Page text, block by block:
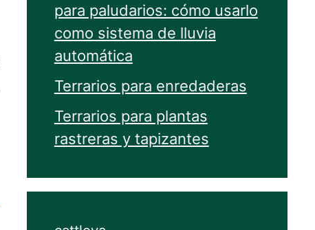
para paludarios: cómo usarlo
como sistema de lluvia
automática
Terrarios para enredaderas
Terrarios para plantas
rastreras y tapizantes